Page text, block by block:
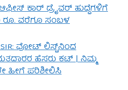
ಕಾರ್ ಡ್ರೈವರ್ ಹುದ್ದೆಗಳಿಗೆ
ರೂ. ವರೆಗೂ ಸಂಬಳ
SIR: ವೋಟ್ ಲಿಸ್ಟ್‌ನಿಂದ
ಹೆಸರು ಕಟ್ | ನಿಮ್ಮ
ಹೀಗೆ ಪರಿಶೀಲಿಸಿ